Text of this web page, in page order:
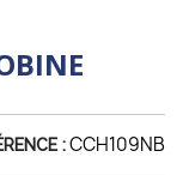
:CCH109NB